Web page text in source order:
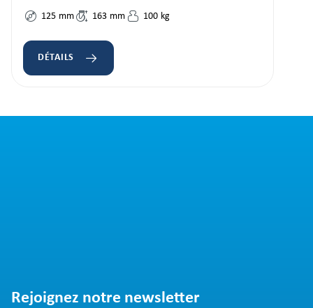
125 mm 163 mm 100 kg
DÉTAILS
Rejoignez notre newsletter